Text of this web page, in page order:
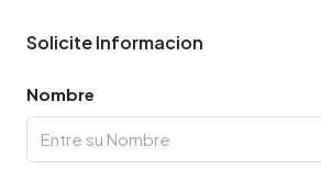
Solicite Informacion
Nombre